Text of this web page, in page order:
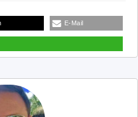
E-Mail